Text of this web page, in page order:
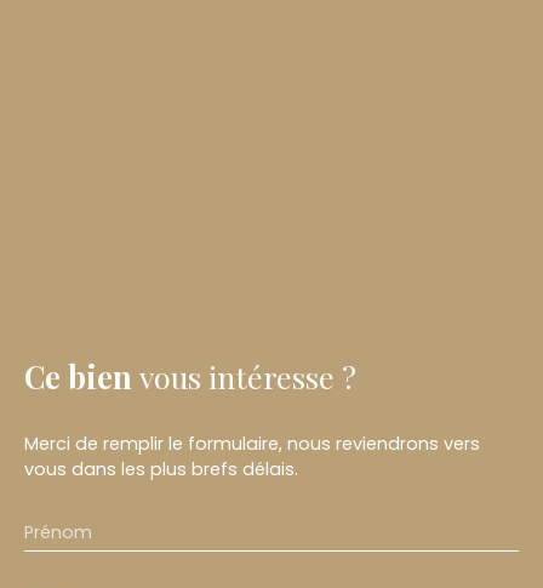
Ce bien vous intéresse ?
Merci de remplir le formulaire, nous reviendrons vers
vous dans les plus brefs délais.
Prénom